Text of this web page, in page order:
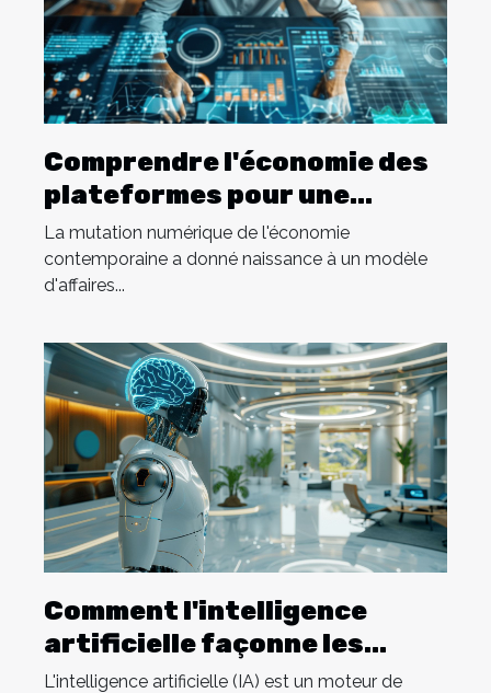
Comprendre l'économie des
plateformes pour une
carrière dans l'uberisation
La mutation numérique de l'économie
contemporaine a donné naissance à un modèle
d'affaires...
Comment l'intelligence
artificielle façonne les
carrières de demain
L'intelligence artificielle (IA) est un moteur de